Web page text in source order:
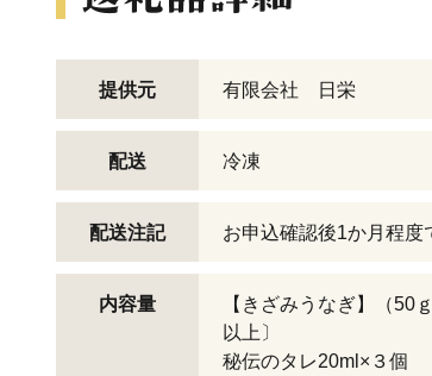
提供元 有限会社 日栄
配送 冷凍
配送注記 お申込確認後1か月程度
内容量
【きざみうなぎ】（50
以上〕
秘伝のタレ20ml×３個